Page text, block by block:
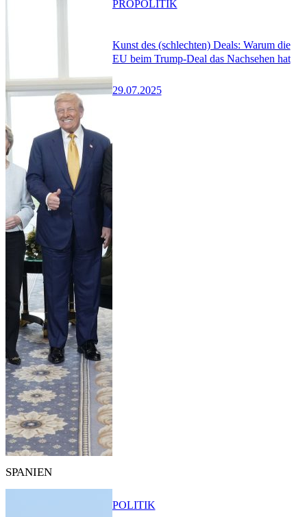
Kunst des (schlechten) Deals: Warum die
EU beim Trump-Deal das Nachsehen hat
29.07.2025
PROPOLITIK
SPANIEN
POLITIK